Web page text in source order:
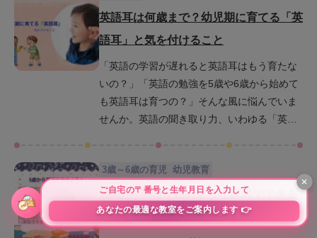
英語耳は何歳まで？幼児期に育てる「英
語耳」と気を付けること
「英語の学習が遅れると英語耳はもう育たな
いの？」「英語の勉強を5歳や6歳から始めて
も英語耳は育つの？」そんな風に悩んでいま
せんか。英語の聞き取り力、いわゆる「英語
に言語に対する感受性が高い幼児期は、音や
リズムを自然に吸収する絶好のタイミングで
す。この記事では、英語耳が何歳までに育つ
のか、なぜ幼児期が大切なのか、そして家庭
3歳～6歳の育児 幼児教育
5歳から英語を始めよう！家庭でできる
学習法と習慣化のコツ